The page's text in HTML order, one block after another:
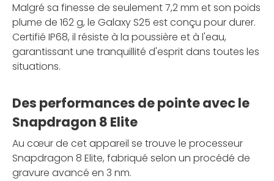
Malgré sa finesse de seulement 7,2 mm et son poids
plume de 162 g, le Galaxy S25 est conçu pour durer.
Certifié IP68, il résiste à la poussière et à l'eau,
garantissant une tranquillité d'esprit dans toutes les
situations.
Des performances de pointe avec le
Snapdragon 8 Elite
Au cœur de cet appareil se trouve le processeur
Snapdragon 8 Elite, fabriqué selon un procédé de
gravure avancé en 3 nm.